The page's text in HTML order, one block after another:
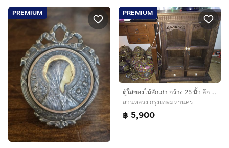
PREMIUM PREMIUM
ตู้ใส่ของไม้สักเก่า กว้าง 25 นิ้ว ลึก 1 ฟุต สูง 3 ฟุต งานสวยมากครับ
สวนหลวง กรุงเทพมหานคร
฿ 5,900